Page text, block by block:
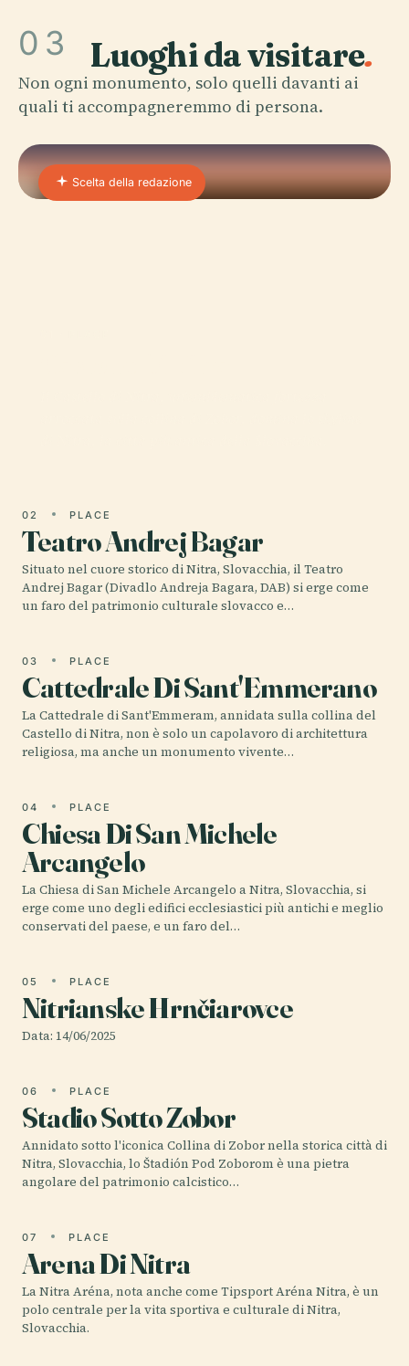
03 Luoghi da visitare.
Non ogni monumento, solo quelli davanti ai
quali ti accompagneremmo di persona.
Scelta della redazione
02 PLACE
Teatro Andrej Bagar
Situato nel cuore storico di Nitra, Slovacchia, il Teatro
Andrej Bagar (Divadlo Andreja Bagara, DAB) si erge come
un faro del patrimonio culturale slovacco e…
03 PLACE
Cattedrale Di Sant'Emmerano
La Cattedrale di Sant'Emmeram, annidata sulla collina del
Castello di Nitra, non è solo un capolavoro di architettura
religiosa, ma anche un monumento vivente…
04 PLACE
Chiesa Di San Michele
Arcangelo
La Chiesa di San Michele Arcangelo a Nitra, Slovacchia, si
erge come uno degli edifici ecclesiastici più antichi e meglio
conservati del paese, e un faro del…
05 PLACE
Nitrianske Hrnčiarovce
Data: 14/06/2025
06 PLACE
Stadio Sotto Zobor
Annidato sotto l'iconica Collina di Zobor nella storica città di
Nitra, Slovacchia, lo Štadión Pod Zoborom è una pietra
angolare del patrimonio calcistico…
07 PLACE
Arena Di Nitra
La Nitra Aréna, nota anche come Tipsport Aréna Nitra, è un
polo centrale per la vita sportiva e culturale di Nitra,
Slovacchia.